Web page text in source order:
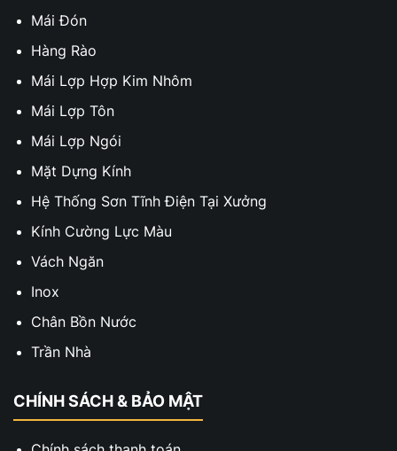
Mái Đón
Hàng Rào
Mái Lợp Hợp Kim Nhôm
Mái Lợp Tôn
Mái Lợp Ngói
Mặt Dựng Kính
Hệ Thống Sơn Tĩnh Điện Tại Xưởng
Kính Cường Lực Màu
Vách Ngăn
Inox
Chân Bồn Nước
Trần Nhà
CHÍNH SÁCH & BẢO MẬT